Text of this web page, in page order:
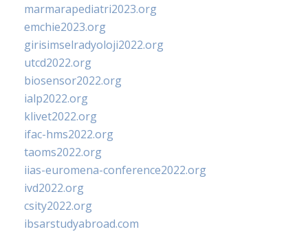
marmarapediatri2023.org
emchie2023.org
girisimselradyoloji2022.org
utcd2022.org
biosensor2022.org
ialp2022.org
klivet2022.org
ifac-hms2022.org
taoms2022.org
iias-euromena-conference2022.org
ivd2022.org
csity2022.org
ibsarstudyabroad.com